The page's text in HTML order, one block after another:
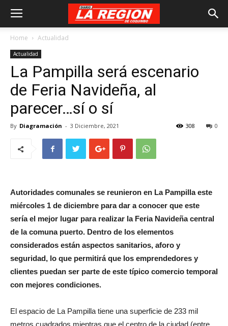
Home Actualidad
Actualidad
La Pampilla será escenario
de Feria Navideña, al
parecer…sí o sí
By Diagramación - 3 Diciembre, 2021 0
308
Autoridades comunales se reunieron en La Pampilla este
miércoles 1 de diciembre para dar a conocer que este
sería el mejor lugar para realizar la Feria Navideña central
de la comuna puerto. Dentro de los elementos
considerados están aspectos sanitarios, aforo y
seguridad, lo que permitirá que los emprendedores y
clientes puedan ser parte de este típico comercio temporal
con mejores condiciones.
El espacio de La Pampilla tiene una superficie de 233 mil
metros cuadrados mientras que el centro de la ciudad (entre